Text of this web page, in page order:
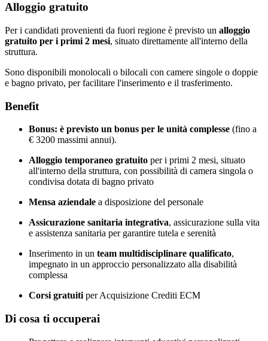
Alloggio gratuito
Per i candidati provenienti da fuori regione è previsto un alloggio
gratuito per i primi 2 mesi, situato direttamente all'interno della
struttura.
Sono disponibili monolocali o bilocali con camere singole o doppie
e bagno privato, per facilitare l'inserimento e il trasferimento.
Benefit
Bonus: è previsto un bonus per le unità complesse (fino a
€ 3200 massimi annui).
Alloggio temporaneo gratuito per i primi 2 mesi, situato
all'interno della struttura, con possibilità di camera singola o
condivisa dotata di bagno privato
Mensa aziendale a disposizione del personale
Assicurazione sanitaria integrativa, assicurazione sulla vita
e assistenza sanitaria per garantire tutela e serenità
Inserimento in un team multidisciplinare qualificato,
impegnato in un approccio personalizzato alla disabilità
complessa
Corsi gratuitiper Acquisizione Crediti ECM
Di cosa ti occuperai